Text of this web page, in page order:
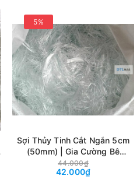
Concrete PP, Pure
Polyolefins, Contec Fiber)
5%
Sợi Thủy Tinh Cắt Ngắn 5cm
(50mm) | Gia Cường Bê
Tông, Vữa Xi Măng, GRC,
GFRC & Composite Chống
44.000₫
42.000₫